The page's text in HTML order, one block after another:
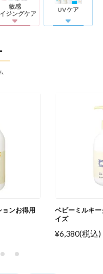
敏感
ジングケア
UVケア
ンお得用
ベビーミルキ
イズ
¥6,380(税込)